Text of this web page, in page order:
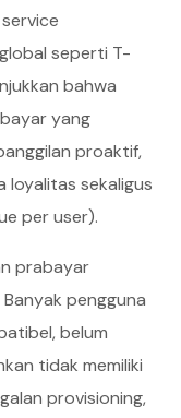
seperti T-
bahwa
yang
proaktif,
loyalitas sekaligus
per user).
prabayar
pengguna
belum
tidak memiliki
provisioning,